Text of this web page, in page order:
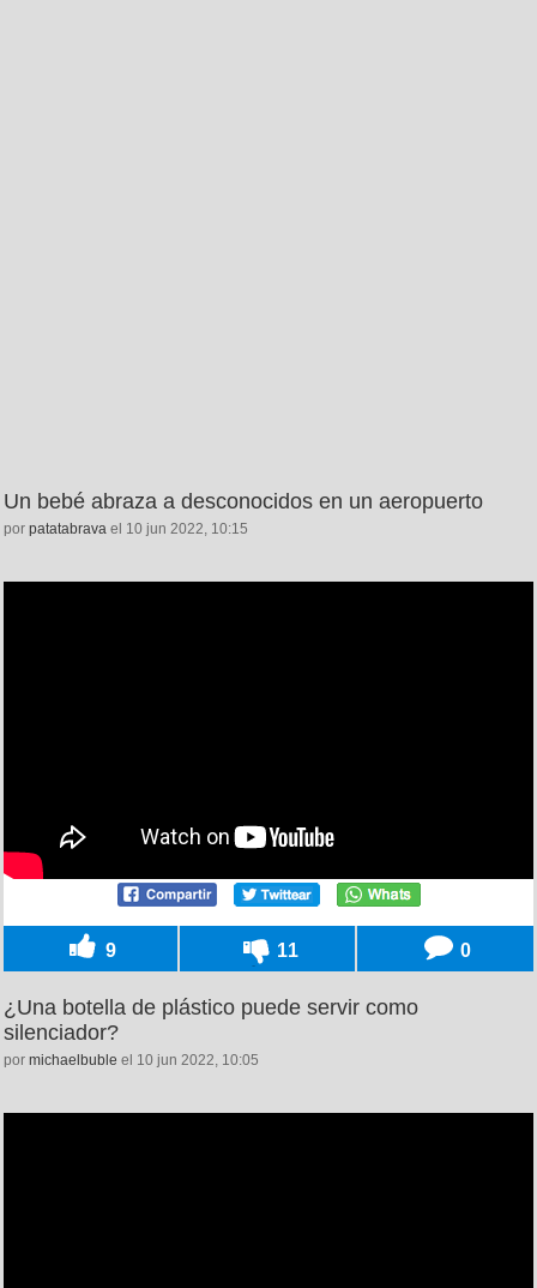
Un bebé abraza a desconocidos en un aeropuerto
por patatabrava el 10 jun 2022, 10:15
9 11 0
¿Una botella de plástico puede servir como
silenciador?
por michaelbuble el 10 jun 2022, 10:05